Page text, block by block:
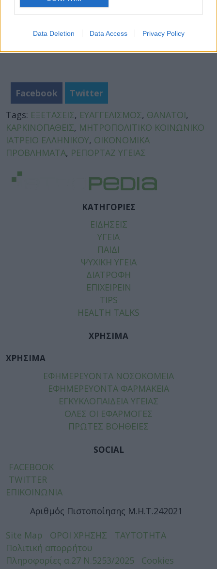
Data Deletion Data Access Privacy Policy
Facebook
Twitter
Tags: ΕΞΕΤΑΣΕΙΣ, ΕΥΑΓΓΕΛΙΣΜΟΣ, ΘΑΝΑΤΟΙ,
ΚΑΡΚΙΝΟΠΑΘΕΙΣ, ΜΗΤΡΟΠΟΛΙΤΙΚΟ ΚΟΙΝΩΝΙΚΟ
ΙΑΤΡΕΙΟ ΕΛΛΗΝΙΚΟΥ, ΟΙΚΟΝΟΜΙΚΑ
ΠΡΟΒΛΗΜΑΤΑ, ΡΕΠΟΡΤΑΖ ΥΓΕΙΑΣ
ΚΑΤΗΓΟΡΙΕΣ
ΕΙΔΗΣΕΙΣ
ΥΓΕΙΑ
ΠΑΙΔΙ
ΨΥΧΙΚΗ ΥΓΕΙΑ
ΔΙΑΤΡΟΦΗ
ΕΠΙΧΕΙΡΕΙΝ
TIPS
HEALTH TALKS
ΧΡΗΣΙΜΑ
ΧΡΗΣΙΜΑ
ΕΦΗΜΕΡΕΥΟΝΤΑ ΝΟΣΟΚΟΜΕΙΑ
ΕΦΗΜΕΡΕΥΟΝΤΑ ΦΑΡΜΑΚΕΙΑ
ΕΓΚΥΚΛΟΠΑΙΔΕΙΑ ΥΓΕΙΑΣ
ΟΛΕΣ ΟΙ ΕΦΑΡΜΟΓΕΣ
ΠΡΩΤΕΣ ΒΟΗΘΕΙΕΣ
SOCIAL
FACEBOOK
TWITTER
ΕΠΙΚΟΙΝΩΝΙΑ
Αριθμός Πιστοποίησης Μ.Η.Τ.242021
Site Map ΟΡΟΙ ΧΡΗΣΗΣ
ΤΑΥΤΟΤΗΤΑ
Πολιτική απορρήτου
Πληροφορίες α.27 Ν.5253/2025
Cookies